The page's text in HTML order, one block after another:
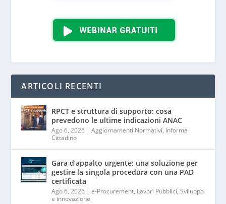
ARTICOLI RECENTI
RPCT e struttura di supporto: cosa
prevedono le ultime indicazioni ANAC
Ago 6, 2026 |Aggiornamenti Normativi, Informa
Cittadino
Gara d’appalto urgente: una soluzione per
gestire la singola procedura con una PAD
certificata
Ago 6, 2026 |e-Procurement, Lavori Pubblici,Sviluppo
e innovazione